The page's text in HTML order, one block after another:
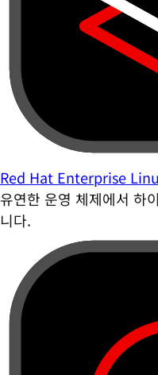
Red Hat Enterprise
유연한 운영 체제에서 하
니다.